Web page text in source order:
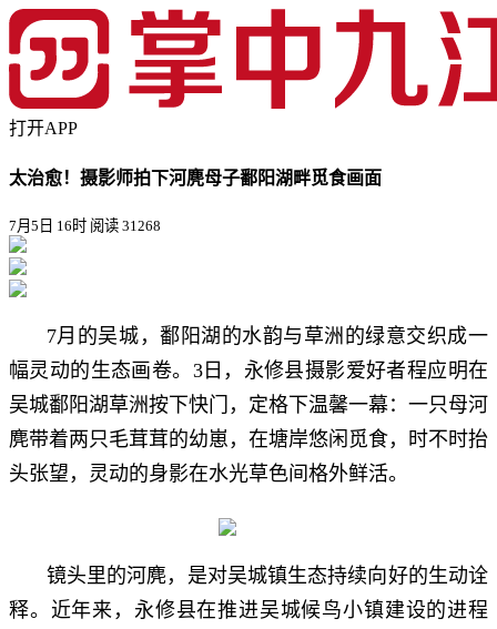
打开APP
太治愈！摄影师拍下河麂母子鄱阳湖畔觅食画面
7月5日 16时 阅读 31268
7月的吴城，鄱阳湖的水韵与草洲的绿意交织成一
幅灵动的生态画卷。3日，永修县摄影爱好者程应明在
吴城鄱阳湖草洲按下快门，定格下温馨一幕：一只母河
麂带着两只毛茸茸的幼崽，在塘岸悠闲觅食，时不时抬
头张望，灵动的身影在水光草色间格外鲜活。
镜头里的河麂，是对吴城镇生态持续向好的生动诠
释。近年来，永修县在推进吴城候鸟小镇建设的进程